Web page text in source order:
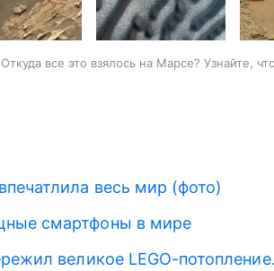
все это взялось на Марсе? Узнайте,
весь мир (фото)
смартфоны в мире
великое LEGO-